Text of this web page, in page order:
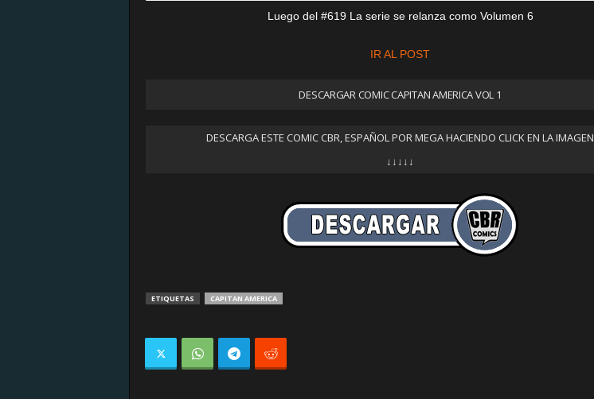
Luego del #619 La serie se relanza como Volumen 6
IR AL POST
DESCARGAR COMIC CAPITAN AMERICA VOL 1
DESCARGA ESTE COMIC CBR, ESPAÑOL POR MEGA HACIENDO CLICK EN LA IMAGEN
↓↓↓↓↓
ETIQUETAS CAPITAN AMERICA